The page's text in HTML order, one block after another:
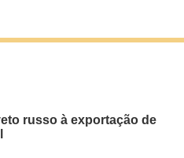
russo à exportação de